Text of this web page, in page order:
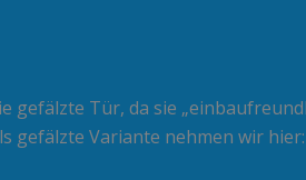
Tür, da sie
gefälzte Variante nehmen wir hier: